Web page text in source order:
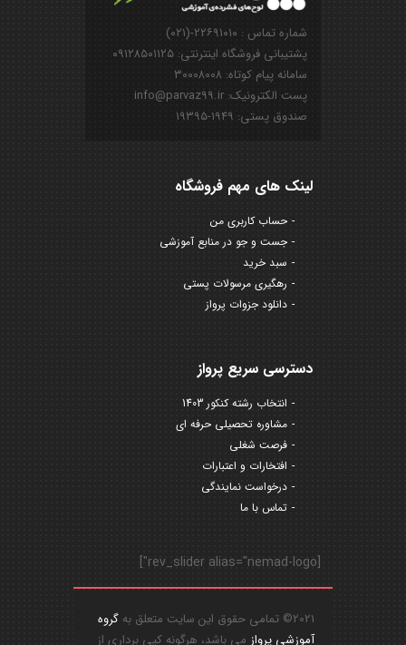
شماره تماس : ۲۲۶۹۱۰۱۰-(۰۲۱)
پشتیبانی فروشگاه اینترنتی: ۰۹۱۲۸۵۰۱۱۲۵
سامانه پیام کوتاه: ۳۰۰۰۸۰۰۸
پست الکترونیک: info@parvaz99.ir
صندوق پستی: ۱۹۴۹-۱۹۳۹۵
لینک های مهم فروشگاه
حساب کاربری من
جست و جو در منابع آموزشی
سبد خرید
رهگیری مرسولات پستی
دانلود جزوات پرواز
دسترسی سریع پرواز
انتخاب رشته کنکور 1403
مشاوره تحصیلی حرفه ای
فرصت شغلی
افتخارات و اعتبارات
درخواست نمایندگی
تماس با ما
[rev_slider alias="nemad-logo"]
2021© تمامی حقوق این سایت متعلق به
گروه
آموزشی پرواز می باشد، هرگونه کپی برداری از